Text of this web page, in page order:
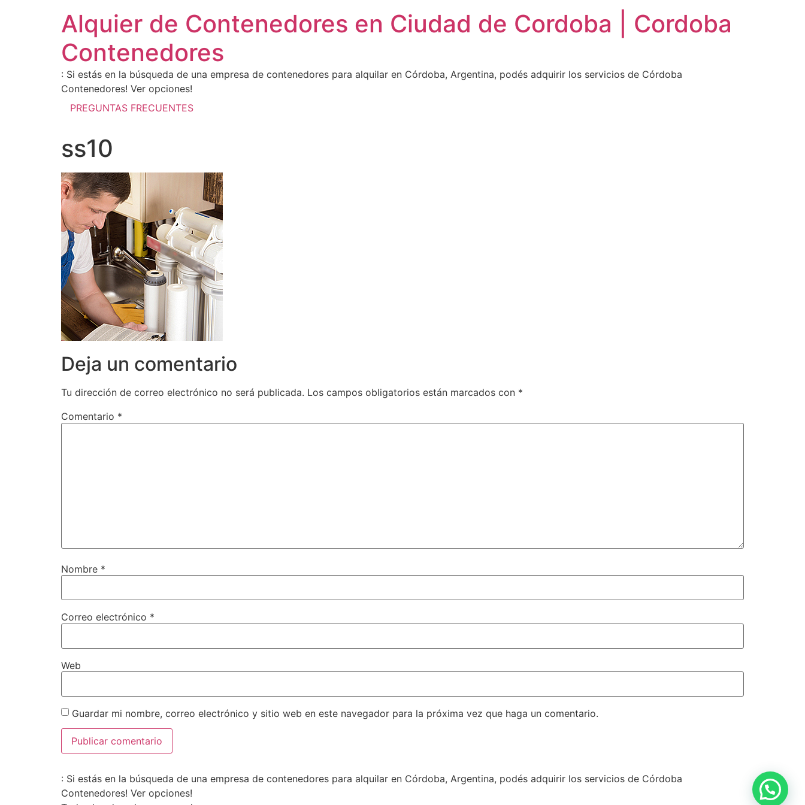
Alquier de Contenedores en Ciudad de Cordoba | Cordoba
Contenedores
: Si estás en la búsqueda de una empresa de contenedores para alquilar en Córdoba, Argentina, podés adquirir los servicios de Córdoba
Contenedores! Ver opciones!
PREGUNTAS FRECUENTES
ss10
Deja un comentario
Tu dirección de correo electrónico no será publicada. Los campos obligatorios están marcados con *
Comentario *
Nombre *
Correo electrónico *
Web
Guardar mi nombre, correo electrónico y sitio web en este navegador para la próxima vez que haga un comentario.
: Si estás en la búsqueda de una empresa de contenedores para alquilar en Córdoba, Argentina, podés adquirir los servicios de Córdoba
Contenedores! Ver opciones!